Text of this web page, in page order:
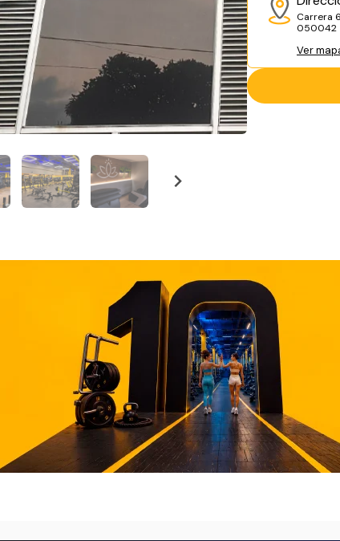
Carrera
050042
Ver